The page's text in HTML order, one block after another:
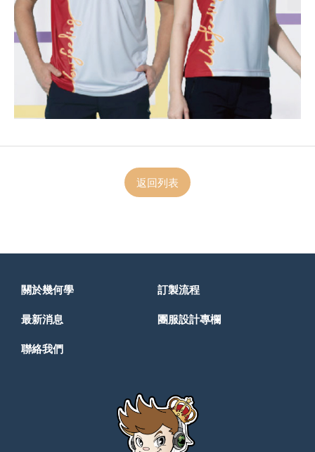
返回列表
關於幾何學 訂製流程
最新消息 團服設計專欄
聯絡我們